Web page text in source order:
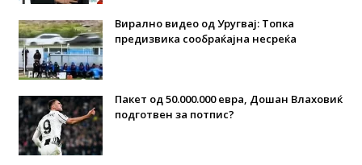
Вирално видео од Уругвај: Топка
предизвика сообраќајна несреќа
Пакет од 50.000.000 евра, Дошан Влаховиќ
подготвен за потпис?